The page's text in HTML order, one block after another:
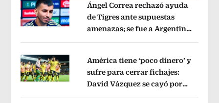
Opens in new window
Ángel Correa rechazó ayuda
de Tigres ante supuestas
amenazas; se fue a Argentina
Opens in new window
América tiene ‘poco dinero’ y
sufre para cerrar fichajes:
David Vázquez se cayó por